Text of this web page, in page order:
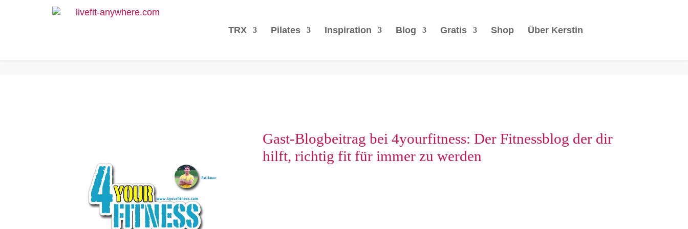
TRX Pilates Inspiration Blog Gratis Shop Über Kerstin
Gast-Blogbeitrag bei 4yourfitness: Der Fitnessblog der dir
hilft, richtig fit für immer zu werden